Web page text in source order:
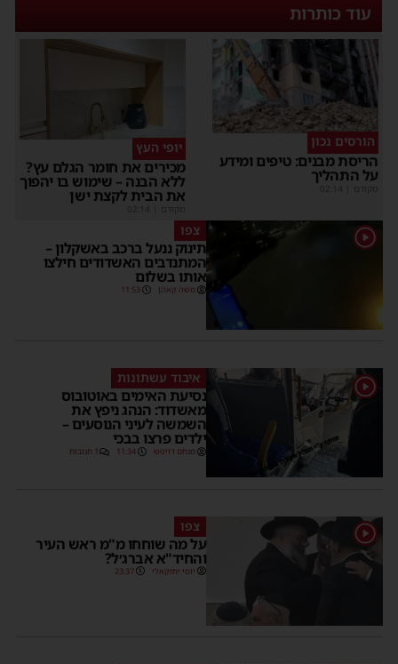
עוד כותרות
הורסים נכון
הריסת מבנים: טיפים ומידע
על התהליך
מקודם
יופי העץ
מכירים את חומר הגלם עץ?
ללא הבנה – שימוש בו יהפוך
את הבית לקצת ישן
מקודם
1 צפו
תינוק ננעל ברכב באשקלון –
המתנדבים האשדודים חילצו
אותו בשלום
משה קאהן 11:53
1 איבוד עשתונות
נסיעת האימים באוטובוס
מאשדוד: הנהג ניפץ את
השמשה לעיני הנוסעים –
ילדים פרצו בבכי
מנחם דויטש 11:34 1 תגובות
1 צפו
על מה שוחחו מ"מ ראש העיר
והחיד"א אברג׳ל?
יוסי יחזקאלי 23:37